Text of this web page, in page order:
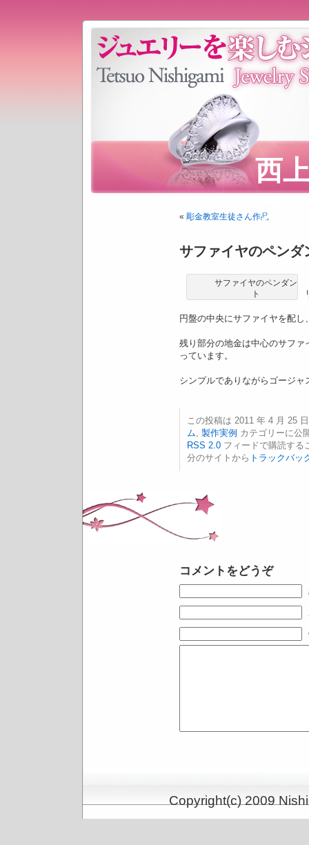
西
プ
« 彫金教室生徒さん作品
サファイヤのペンダ
サファイヤのペンダン
ト
円盤の中央にサファイヤを配
残り部分の地金は中心のサフ
っています。
シンプルでありながらゴージャ
この投稿は 2011 年 4 月 25
ム, 製作実例 カテゴリーに公
RSS 2.0 フィードで購読す
分のサイトから トラックバッ
コメントをどうぞ
Copyright(c) 2009